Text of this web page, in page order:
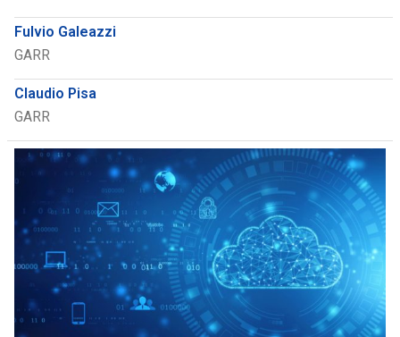
Fulvio Galeazzi
GARR
Claudio Pisa
GARR